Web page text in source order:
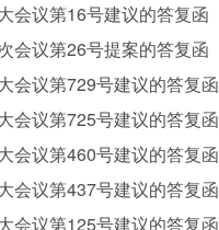
会议第16号建议的答复函
会议第26号提案的答复函
会议第729号建议的答复函
会议第725号建议的答复函
会议第460号建议的答复函
会议第437号建议的答复函
会议第125号建议的答复函